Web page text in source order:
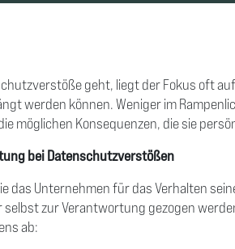
geht, liegt der Fokus oft
werden können. Weniger im
möglichen Konsequenzen, die sie
bei Datenschutzverstößen
das Unternehmen für das Verhalten
selbst zur Verantwortung gezogen
ab: